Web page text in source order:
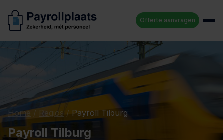
Offerte aanvragen
Home / Regios / Payroll Tilburg
Payroll Tilburg